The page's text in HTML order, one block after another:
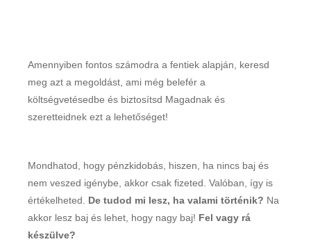
Amennyiben fontos számodra a fentiek alapján, keresd
meg azt a megoldást, ami még belefér a
költségvetésedbe és biztosítsd Magadnak és
szeretteidnek ezt a lehetőséget!
Mondhatod, hogy pénzkidobás, hiszen, ha nincs baj és
nem veszed igénybe, akkor csak fizeted. Valóban, így is
értékelheted. De tudod mi lesz, ha valami történik? Na
akkor lesz baj és lehet, hogy nagy baj! Fel vagy rá
készülve?